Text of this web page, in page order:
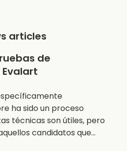
articles
de
ha sido un proceso
técnicas son útiles, pero
candidatos que…